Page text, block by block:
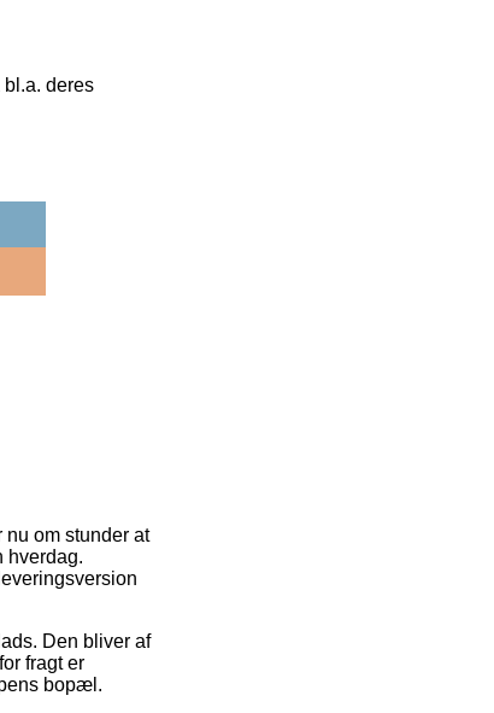
deres
nu om stunder at
hverdag.
Den bliver af
fragt er
bopæl.